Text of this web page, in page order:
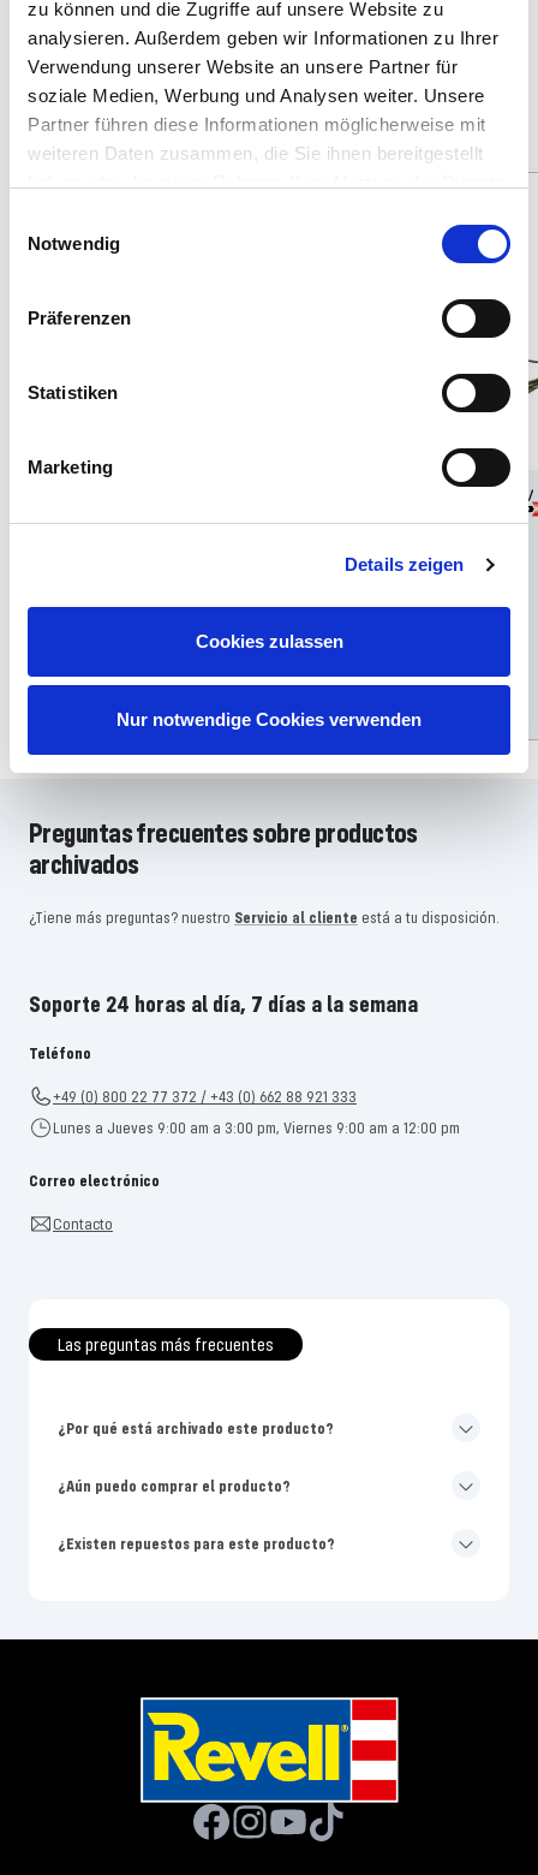
zu können und die Zugriffe auf unsere Website zu
analysieren. Außerdem geben wir Informationen zu Ihrer
Verwendung unserer Website an unsere Partner für
soziale Medien, Werbung und Analysen weiter. Unsere
Partner führen diese Informationen möglicherweise mit
weiteren Daten zusammen, die Sie ihnen bereitgestellt
Notwendig
Präferenzen
Statistiken
Marketing
Details zeigen
Cookies zulassen
Nur notwendige Cookies verwenden
Productos actuales que te pueden
interesar
de
Campana UH-1D "SAR"
de
Precio
habitual
€15,49
Preguntas frecuentes sobre productos
archivados
¿Tiene más preguntas? nuestro Servicio al cliente está a tu disposición.
Soporte 24 horas al día, 7 días a la semana
Teléfono
+49 (0) 800 22 77 372 / +43 (0) 662 88 921 333
Lunes a Jueves 9:00 am a 3:00 pm, Viernes 9:00 am a 12:00 pm
Correo electrónico
Contacto
Las preguntas más frecuentes
¿Por qué está archivado este producto?
¿Aún puedo comprar el producto?
¿Existen repuestos para este producto?